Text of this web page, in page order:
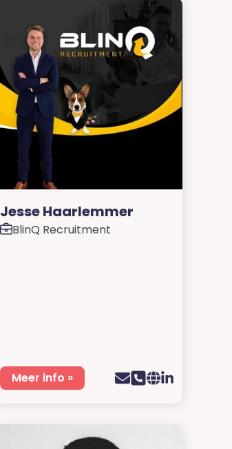
Jesse Haarlemmer
BlinQ Recruitment
Meer info »